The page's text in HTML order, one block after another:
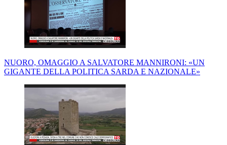
NUORO, OMAGGIO A SALVATORE MANNIRONI: «UN
GIGANTE DELLA POLITICA SARDA E NAZIONALE»